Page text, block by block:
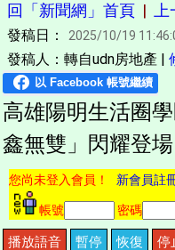
回「新聞網」首頁 |
發稿日： 2025/10/19
發稿人：轉自udn房地產 |
高雄陽明生活圈
鑫無雙」閃耀登場
您尚未登入會員！ 新會員註
帳號 密碼
播放語音 暫停 恢復 停